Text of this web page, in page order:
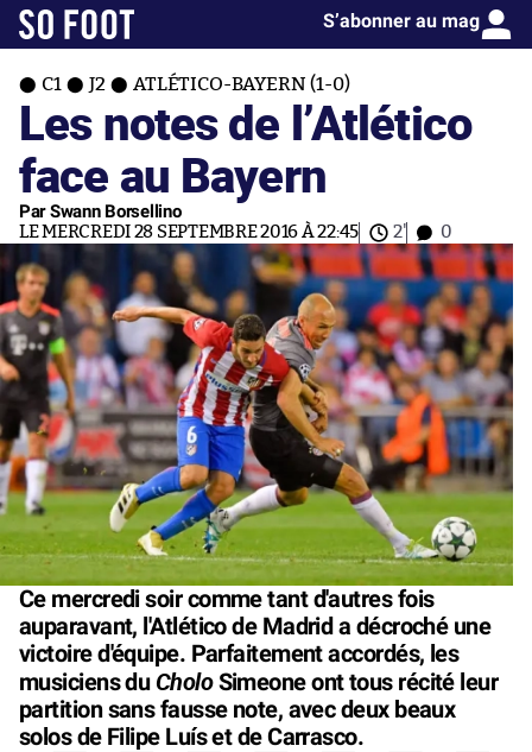
S’abonner au mag
C1 J2 ATLÉTICO-BAYERN (1-0)
Les notes de l’Atlético
face au Bayern
Par Swann Borsellino
LE MERCREDI 28 SEPTEMBRE 2016 À 22:45 2' 0
Ce mercredi soir comme tant d'autres fois
auparavant, l'Atlético de Madrid a décroché une
victoire d'équipe. Parfaitement accordés, les
musiciens du CholoSimeone ont tous récité leur
partition sans fausse note, avec deux beaux
solos de Filipe Luís et de Carrasco.